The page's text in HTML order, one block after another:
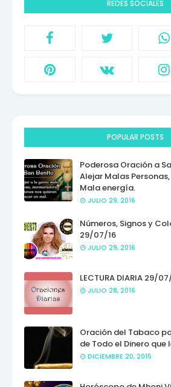
REDES SOCIALES
POPULAR POSTS
Poderosa Oración a
Alejar Malas
Mala energía.
JULIO 29, 2016
Números, Signos y
29/07/16
JULIO 29, 2016
LECTURA DIARIA 29/
JULIO 28, 2016
Oración del Tabaco
de Todo el Dinero
DICIEMBRE 20, 2015